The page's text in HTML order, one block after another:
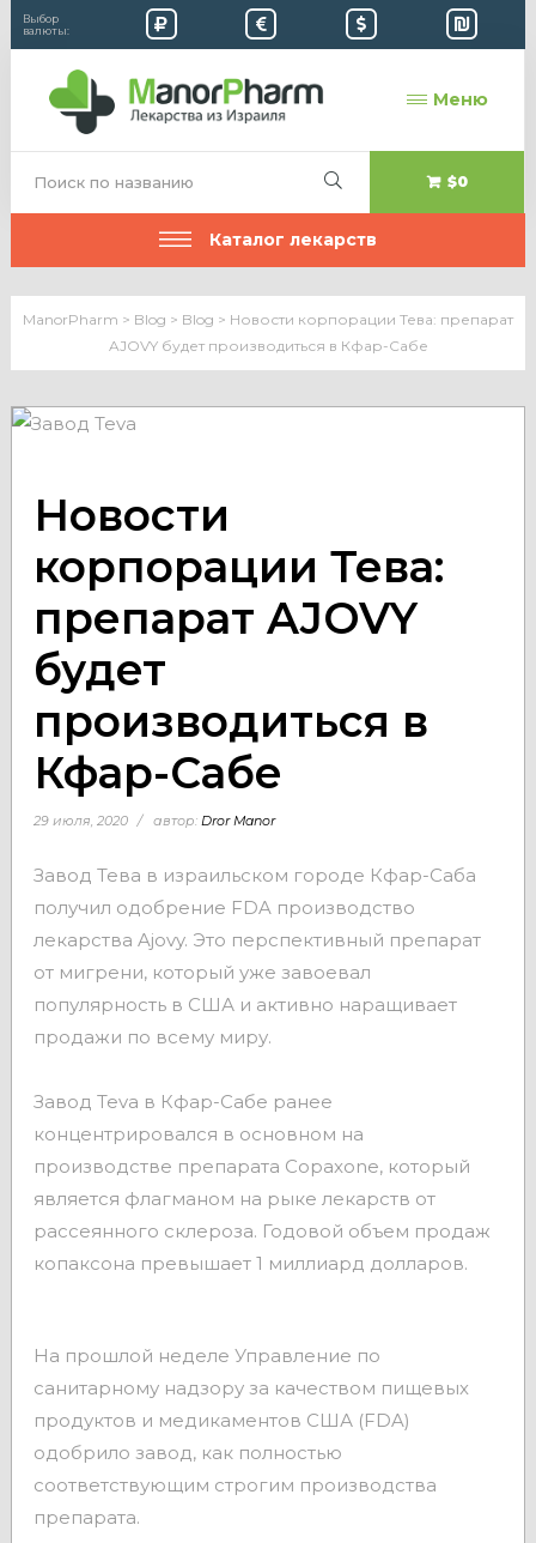
Выбор
валюты:
Меню
$0
Каталог лекарств
ManorPharm > Blog > Blog > Новости корпорации Тева: препарат
AJOVY будет производиться в Кфар-Сабе
Новости
корпорации Тева:
препарат AJOVY
будет
производиться в
Кфар-Сабе
29 июля, 2020 автор: Dror Manor
Завод Тева в израильском городе Кфар-Саба
получил одобрение FDA производство
лекарства Ajovy. Это перспективный препарат
от мигрени, который уже завоевал
популярность в США и активно наращивает
продажи по всему миру.
Завод Teva в Кфар-Сабе ранее
концентрировался в основном на
производстве препарата Copaxone, который
является флагманом на рыке лекарств от
рассеянного склероза. Годовой объем продаж
копаксона превышает 1 миллиард долларов.
На прошлой неделе Управление по
санитарному надзору за качеством пищевых
продуктов и медикаментов США (FDA)
одобрило завод, как полностью
соответствующим строгим производства
препарата.